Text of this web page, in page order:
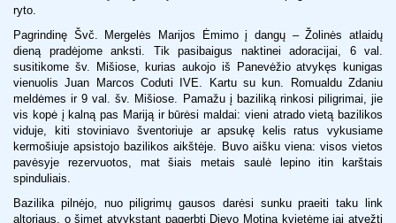
ryto.
Pagrindinę Švč. Mergelės Marijos Ėmimo į dangų – Žolinės atlaidų
dieną pradėjome anksti. Tik pasibaigus naktinei adoracijai, 6 val.
susitikome šv. Mišiose, kurias aukojo iš Panevėžio atvykęs kunigas
vienuolis Juan Marcos Coduti IVE. Kartu su kun. Romualdu Zdaniu
meldėmes ir 9 val. šv. Mišiose. Pamažu į baziliką rinkosi piligrimai, jie
vis kopė į kalną pas Mariją ir būrėsi maldai: vieni atrado vietą bazilikos
viduje, kiti stoviniavo šventoriuje ar apsukę kelis ratus vykusiame
kermošiuje apsistojo bazilikos aikštėje. Buvo aišku viena: visos vietos
pavėsyje rezervuotos, mat šiais metais saulė lepino itin karštais
spinduliais.
Bazilika pilnėjo, nuo piligrimų gausos darėsi sunku praeiti taku link
altoriaus, o šįmet atvykstant pagerbti Dievo Motiną kvietėme jai atvežti